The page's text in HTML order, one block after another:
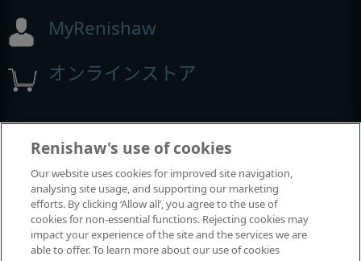
MyRenishaw
オンラインストア
イベントとウェビナー
レニショーの出展イベント
Renishaw's use of cookies
Our website uses cookies for improved site navigation,
analysing site usage, and supporting our marketing
efforts. By clicking ‘Allow all’, you agree to the use of
cookies for non-essential functions. Rejecting cookies may
impact your experience of the site and the services we are
able to offer. To learn more about our use of cookies